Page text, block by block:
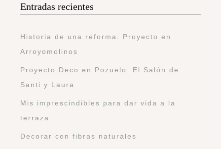
Entradas recientes
Historia de una reforma: Proyecto en
Arroyomolinos
Proyecto Deco en Pozuelo: El Salón de
Santi y Laura
Mis imprescindibles para dar vida a la
terraza
Decorar con fibras naturales